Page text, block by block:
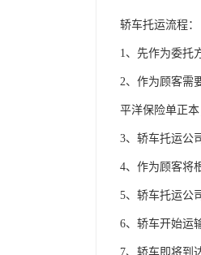
轿车托运流程：
1、先作为委托
2、作为顾客需
平洋保险单正本
3、轿车托运公
4、作为顾客将
5、轿车托运公
6、轿车开始运
7、轿车即将到